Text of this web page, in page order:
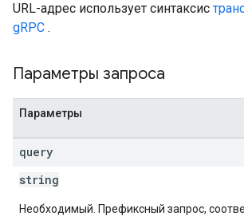
URL-адрес использует синтаксис
gRPC .
Параметры запроса
Параметры
query
string
Необходимый. Префиксный запрос,